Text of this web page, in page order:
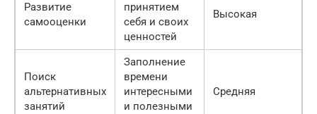
Развитие
самооценки
принятием
себя и своих
ценностей
Высокая
Поиск
альтернативных
занятий
Заполнение
времени
интересными
и полезными
Средняя